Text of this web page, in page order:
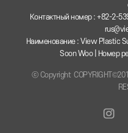
Контактный номер : +82-2-
Наименование : View Plastic
Soon Woo | Номер
ⓒ Copyright